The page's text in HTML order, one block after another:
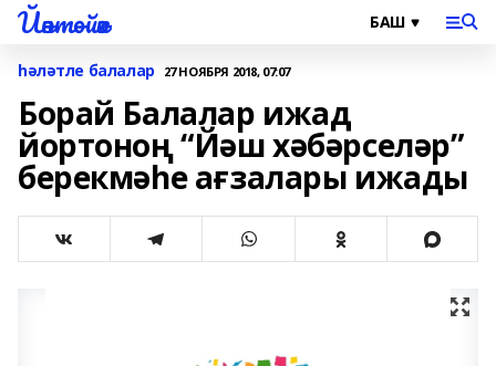
Йәнтөйәк
һәләтле балалар 27 НОЯБРЯ 2018, 07:07
Борай Балалар ижад
йортоноң “Йәш хәбәрселәр”
берекмәһе ағзалары ижады